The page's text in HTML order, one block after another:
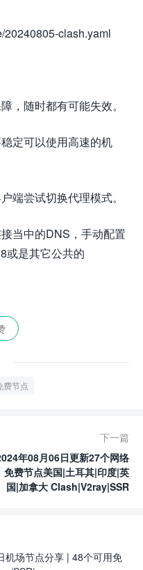
20240805-clash.yaml
，随时都有可能失效。
定可以使用高速的机
端尝试切换代理模式。
当中的DNS，手动配置
或是其它公共的
费节点
下一篇
年08月06日更新27个网络
免费节点美国|土耳其|印度|英
国|加拿大 Clash|V2ray|SSR
机场节点分享 | 48个可用免